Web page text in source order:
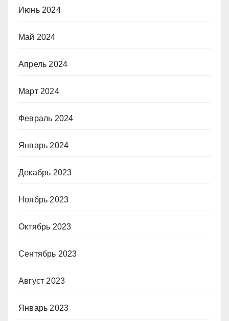
Июнь 2024
Май 2024
Апрель 2024
Март 2024
Февраль 2024
Январь 2024
Декабрь 2023
Ноябрь 2023
Октябрь 2023
Сентябрь 2023
Август 2023
Январь 2023